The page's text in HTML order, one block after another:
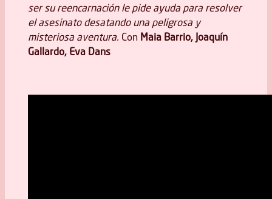
ser su reencarnación le pide ayuda para resolver
el asesinato desatando una peligrosa y
misteriosa aventura. Con Maia Barrio, Joaquín
Gallardo, Eva Dans